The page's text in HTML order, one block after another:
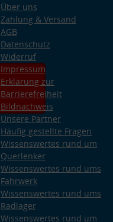
Über uns
Zahlung & Versand
AGB
Datenschutz
Widerruf
Impressum
Erklärung zur
Barrierefreiheit
Bildnachweis
Unsere Partner
Häufig gestellte Fragen
Wissenswertes rund um
Querlenker
Wissenswertes rund ums
Fahrwerk
Wissenswertes rund ums
Radlager
Wissenswertes rund um